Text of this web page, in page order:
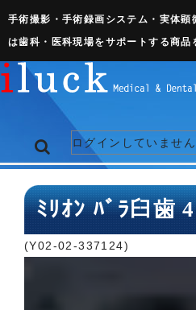
手術撮影・手術録画システム・実体顕
は歯科・医科現場をサポートする商品
ログインしていません
トップページ
ﾐﾘｵﾝ ﾊﾞﾗ臼歯
(Y02-02-337124)